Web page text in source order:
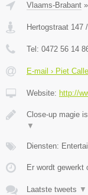
Vlaams-Brabant »
Hertogstraat 147
Tel: 0472 56 14
E-mail › Piet
Website: http://
Close-up magie
▼
Diensten:
Er wordt gewerkt
Laatste tweets ▼